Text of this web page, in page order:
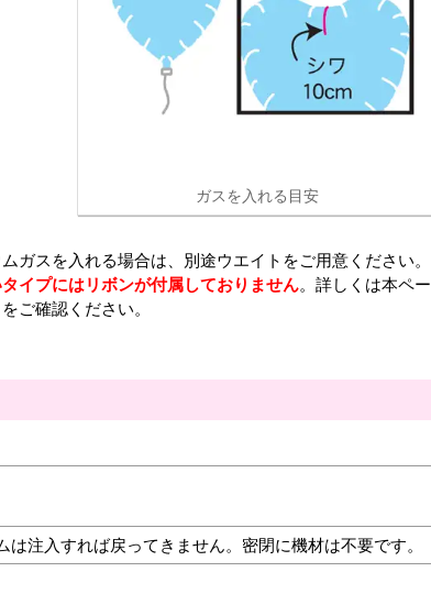
ガスを入れる目安
ガスを入れる場合は、別途ウエイトをご用意ください。
イプにはリボンが付属しておりません。詳しくは本ペー
をご確認ください。
は注入すれば戻ってきません。密閉に機材は不要です。